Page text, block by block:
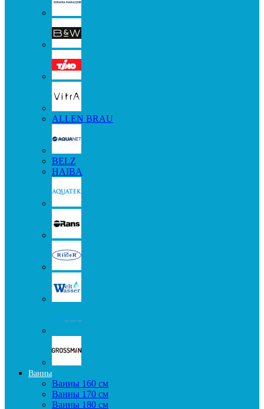
ALLEN BRAU
BELZ
HAIBA
Ванны
Ванны 160 см
Ванны 170 см
Ванны 180 см